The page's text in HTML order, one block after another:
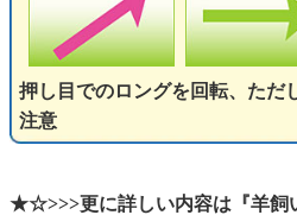
押し目でのロングを回転、ただ
注意
★☆>>>更に詳しい内容は『羊飼